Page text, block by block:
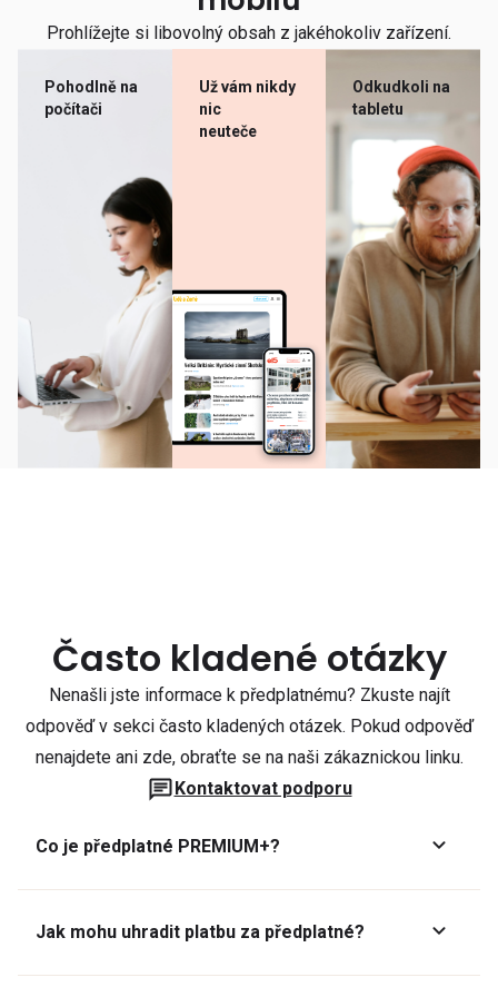
Prohlížejte si libovolný obsah z jakéhokoliv zařízení.
Pohodlně na
počítači
Už vám nikdy
nic
neuteče
Odkudkoli na
tabletu
Často kladené otázky
Nenašli jste informace k předplatnému? Zkuste najít
odpověď v sekci často kladených otázek. Pokud odpověď
nenajdete ani zde, obraťte se na naši zákaznickou linku.
Kontaktovat podporu
Co je předplatné PREMIUM+?
Jak mohu uhradit platbu za předplatné?